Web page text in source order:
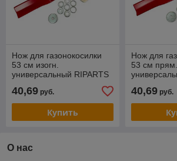
Нож для газонокосилки
53 см изогн.
универсальный RIPARTS
40,69 руб.
Купить
Нож для
53 см прям.
40,69руб.
О нас